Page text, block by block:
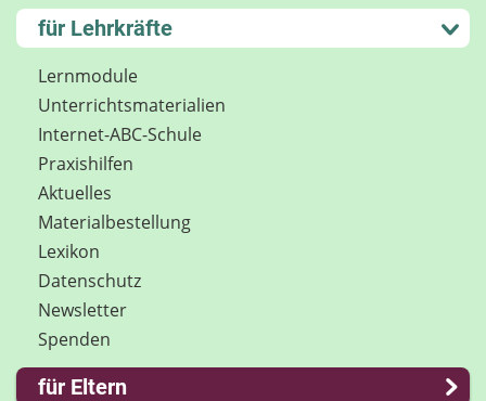
Kontakt
Impressum
Internet-ABC Sitemap
Barrierefreiheit
Länderprojekte
Lernen und Schule
Hobby und Freizeit
Spiel und Spaß
Mitreden und Mitmachen
Lexikon
Datenschutz
Newsletter
für Lehrkräfte
Lernmodule
Unterrichts­materialien
Internet-ABC-Schule
Praxishilfen
Aktuelles
Materialbestellung
Lexikon
Datenschutz
Newsletter
Spenden
für Eltern